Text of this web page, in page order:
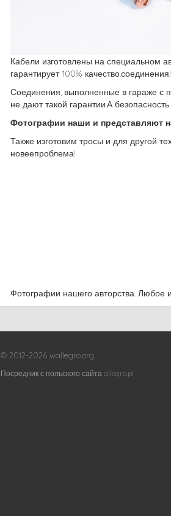
Кабели изготовлены на специальном
гарантирует 100% качество.соединения!
Соединения, выполненные в гараже с
не дают такой гарантии.А
Фотографии наши и представляют
Также изготовим тросы и для другой
новеепроблема!
Фотографии нашего авторства. Любое
© 2012-2026 wallegro.org
Посредник с польского сайта allegro.pl